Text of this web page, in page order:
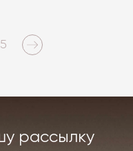
5
рассылку